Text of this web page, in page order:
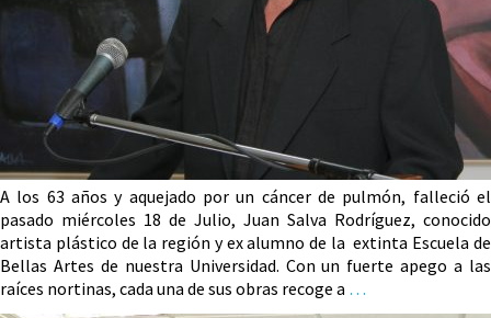
A los 63 años y aquejado por un cáncer de pulmón, falleció el
pasado miércoles 18 de Julio, Juan Salva Rodríguez, conocido
artista plástico de la región y ex alumno de la extinta Escuela de
Bellas Artes de nuestra Universidad. Con un fuerte apego a las
raíces nortinas, cada una de sus obras recoge a …